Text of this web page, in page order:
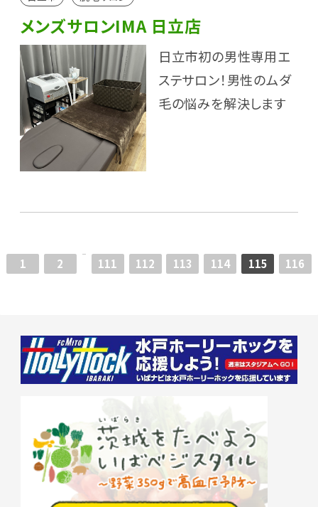
メンズサロンIMA 日立店
日立市初の男性専用エ
ステサロン！男性のムダ
毛の悩みを解決します
1 2 111 112 113 114 115 116